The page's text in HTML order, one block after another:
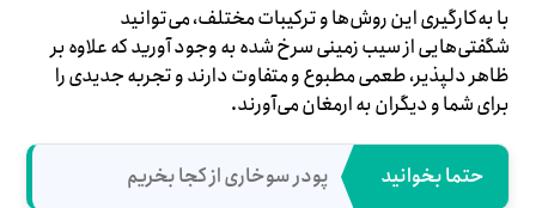
با به‌کارگیری این روش‌ها و ترکیبات مختلف، می‌توانید
شگفتی‌هایی از سیب زمینی سرخ شده به وجود آورید که علاوه بر
ظاهر دلپذیر، طعمی مطبوع و متفاوت دارند و تجربه جدیدی را
برای شما و دیگران به ارمغان می‌آورند.
حتما بخوانید پودر سوخاری از کجا بخریم